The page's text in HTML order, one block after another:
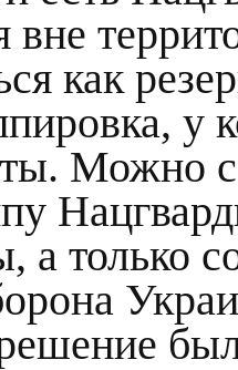
вне
как
у
Можно
только